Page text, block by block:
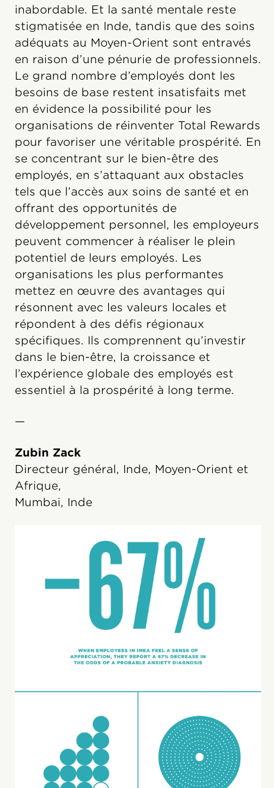
inabordable. Et la santé mentale reste
stigmatisée en Inde, tandis que des soins
adéquats au Moyen-Orient sont entravés
en raison d’une pénurie de professionnels.
Le grand nombre d’employés dont les
besoins de base restent insatisfaits met
en évidence la possibilité pour les
organisations de réinventer Total Rewards
pour favoriser une véritable prospérité. En
se concentrant sur le bien-être des
employés, en s’attaquant aux obstacles
tels que l’accès aux soins de santé et en
offrant des opportunités de
développement personnel, les employeurs
peuvent commencer à réaliser le plein
potentiel de leurs employés. Les
organisations les plus performantes
mettez en œuvre des avantages qui
résonnent avec les valeurs locales et
répondent à des défis régionaux
spécifiques. Ils comprennent qu’investir
dans le bien-être, la croissance et
l’expérience globale des employés est
essentiel à la prospérité à long terme.
—
Zubin Zack
Directeur général, Inde, Moyen-Orient et
Afrique,
Mumbai, Inde